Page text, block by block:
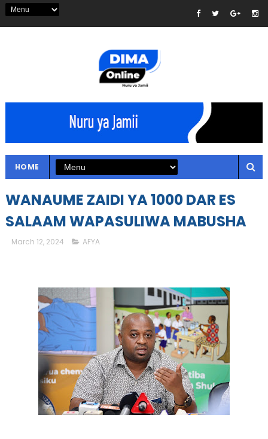
HOME
WANAUME ZAIDI YA 1000 DAR ES
SALAAM WAPASULIWA MABUSHA
March 12, 2024 AFYA